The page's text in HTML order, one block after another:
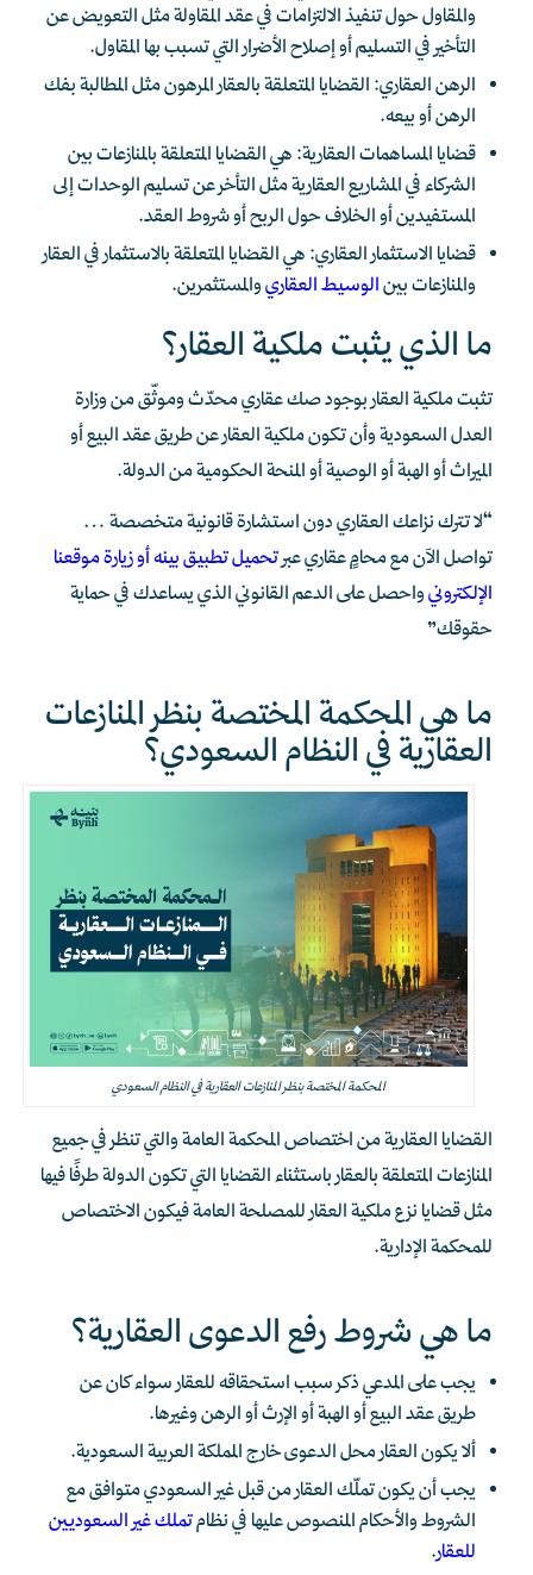
والمقاول حول تنفيذ الالتزامات في عقد المقاولة مثل التعويض عن
التأخير في التسليم أو إصلاح الأضرار التي تسبب بها المقاول.
الرهن العقاري: القضايا المتعلقة بالعقار المرهون مثل المطالبة بفك
الرهن أو بيعه.
قضايا المساهمات العقارية: هي القضايا المتعلقة بالمنازعات بين
الشركاء في المشاريع العقارية مثل التأخر عن تسليم الوحدات إلى
المستفيدين أو الخلاف حول الربح أو شروط العقد.
قضايا الاستثمار العقاري: هي القضايا المتعلقة بالاستثمار في العقار
والمنازعات بينالوسيط العقاريوالمستثمرين.
ما الذي يثبت ملكية العقار؟
تثبت ملكية العقار بوجود صك عقاري محدّث وموثّق من وزارة
العدل السعودية وأن تكون ملكية العقار عن طريق عقد البيع أو
الميراث أو الهبة أو الوصية أو المنحة الحكومية من الدولة.
“لا تترك نزاعك العقاري دون استشارة قانونية متخصصة…
تواصل الآن مع محامٍ عقاري عبرتحميل تطبيق بينه أو زيارة موقعنا
الإلكترونيواحصل على الدعم القانوني الذي يساعدك في حماية
حقوقك”
ما هي المحكمة المختصة بنظر المنازعات
العقارية في النظام السعودي؟
المحكمة المختصة بنظر المنازعات العقارية في النظام السعودي
القضايا العقارية من اختصاص المحكمة العامة والتي تنظر في جميع
المنازعات المتعلقة بالعقار باستثناء القضايا التي تكون الدولة طرفًا فيها
مثل قضايا نزع ملكية العقار للمصلحة العامة فيكون الاختصاص
للمحكمة الإدارية.
ما هي شروط رفع الدعوى العقارية؟
يجب على المدعي ذكر سبب استحقاقه للعقار سواء كان عن
طريق عقد البيع أو الهبة أو الإرث أو الرهن وغيرها.
ألا يكون العقار محل الدعوى خارج المملكة العربية السعودية.
يجب أن يكون تملّك العقار من قبل غير السعودي متوافق مع
الشروط والأحكام المنصوص عليها في نظامتملك غير السعوديين
للعقار.